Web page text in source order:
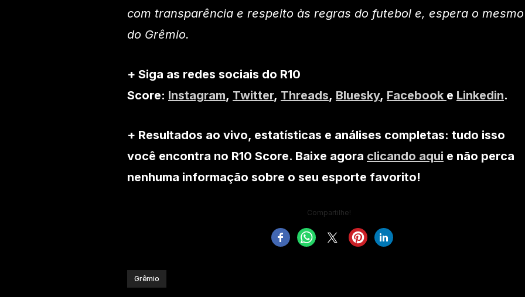
com transparência e respeito às regras do futebol e, espera o mesmo
do Grêmio.
+ Siga as redes sociais do R10
Score: Instagram, Twitter, Threads, Bluesky, Facebook e Linkedin.
+ Resultados ao vivo, estatísticas e análises completas: tudo isso
você encontra no R10 Score. Baixe agora clicando aqui e não perca
nenhuma informação sobre o seu esporte favorito!
Compartilhe!
Grêmio